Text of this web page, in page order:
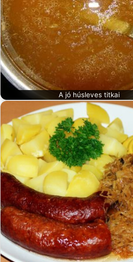
A jó húsleves titkai